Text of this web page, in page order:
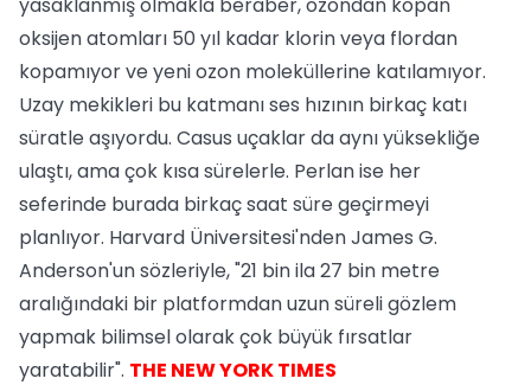
oksijen atomları 50 yıl kadar klorin veya flordan
kopamıyor ve yeni ozon moleküllerine katılamıyor.
Uzay mekikleri bu katmanı ses hızının birkaç katı
süratle aşıyordu. Casus uçaklar da aynı yüksekliğe
ulaştı, ama çok kısa sürelerle. Perlan ise her
seferinde burada birkaç saat süre geçirmeyi
planlıyor. Harvard Üniversitesi'nden James G.
Anderson'un sözleriyle, "21 bin ila 27 bin metre
aralığındaki bir platformdan uzun süreli gözlem
yapmak bilimsel olarak çok büyük fırsatlar
yaratabilir". THE NEW YORK TIMES